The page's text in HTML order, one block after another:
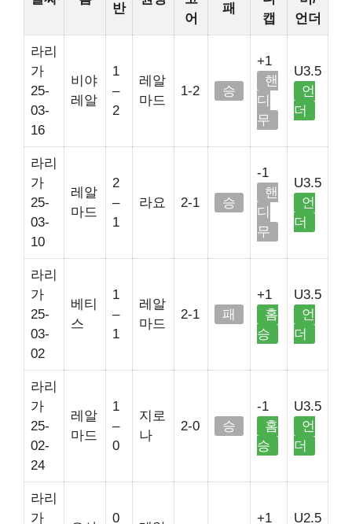
반
어
패
캡
언더
라리
가
25-
03-
16
비야
레알
1
–
2
레알
마드
1-2 승
+1
핸
디
무
U3.5
언
더
라리
가
25-
03-
10
레알
마드
2
–
1
라요 2-1 승
-1
핸
디
무
U3.5
언
더
라리
가
25-
03-
02
베티
스
1
–
1
레알
마드
2-1 패
+1
홈
승
U3.5
언
더
라리
가
25-
02-
24
레알
마드
1
–
0
지로
나
2-0 승
-1
홈
승
U3.5
언
더
라리
가
0 +1 U2.5